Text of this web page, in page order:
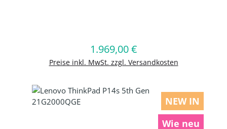
Regulärer Preis:
1.969,00 €
Preise inkl. MwSt. zzgl. Versandkosten
In den Warenkorb
NEW IN
Wie neu